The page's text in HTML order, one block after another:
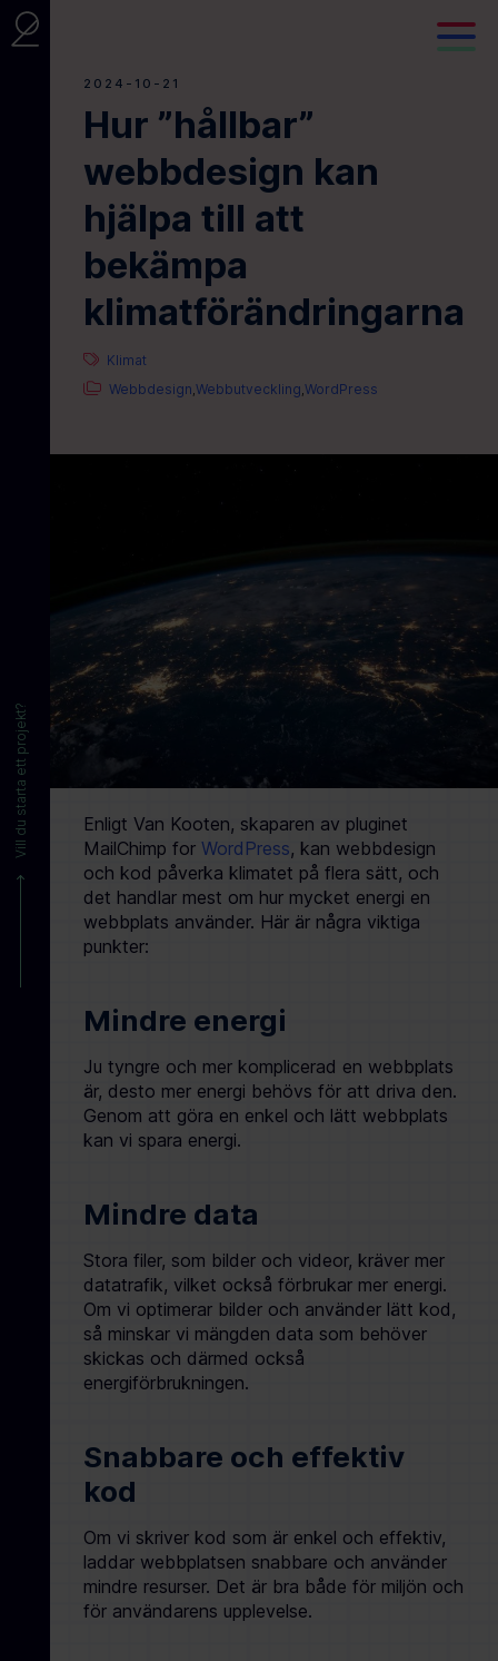
Vill du starta ett projekt?
2024-10-21
Hur ”hållbar”
webbdesign kan
hjälpa till att
bekämpa
klimatförändringarna
Klimat
Webbdesign ,Webbutveckling ,WordPress
Enligt Van Kooten, skaparen av pluginet
MailChimp forWordPress, kan webbdesign
och kod påverka klimatet på flera sätt, och
det handlar mest om hur mycket energi en
webbplats använder. Här är några viktiga
punkter:
Mindre energi
Ju tyngre och mer komplicerad en webbplats
är, desto mer energi behövs för att driva den.
Genom att göra en enkel och lätt webbplats
kan vi spara energi.
Mindre data
Stora filer, som bilder och videor, kräver mer
datatrafik, vilket också förbrukar mer energi.
Om vi optimerar bilder och använder lätt kod,
så minskar vi mängden data som behöver
skickas och därmed också
energiförbrukningen.
Snabbare och effektiv
kod
Om vi skriver kod som är enkel och effektiv,
laddar webbplatsen snabbare och använder
mindre resurser. Det är bra både för miljön och
för användarens upplevelse.